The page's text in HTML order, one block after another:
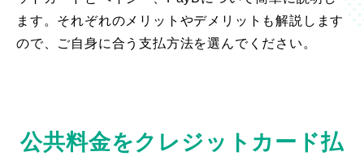
ます。それぞれのメリットやデメリットも解説します
ので、ご自身に合う支払方法を選んでください。
公共料金をクレジットカード払